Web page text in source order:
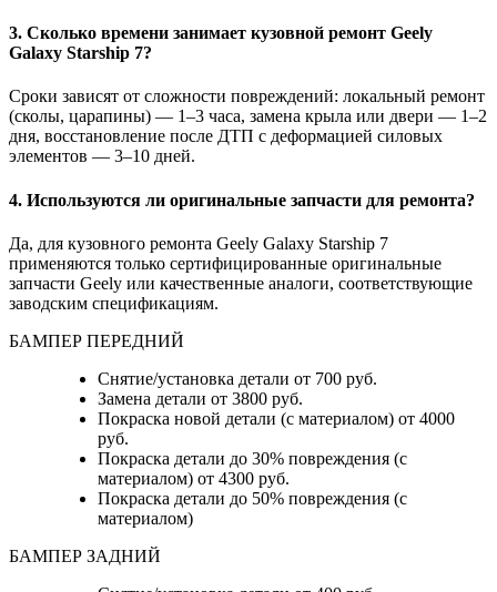
3. Сколько времени занимает кузовной ремонт Geely
Galaxy Starship 7?
Сроки зависят от сложности повреждений: локальный ремонт
(сколы, царапины) — 1–3 часа, замена крыла или двери — 1–2
дня, восстановление после ДТП с деформацией силовых
элементов — 3–10 дней.
4. Используются ли оригинальные запчасти для ремонта?
Да, для кузовного ремонта Geely Galaxy Starship 7
применяются только сертифицированные оригинальные
запчасти Geely или качественные аналоги, соответствующие
заводским спецификациям.
БАМПЕР ПЕРЕДНИЙ
Снятие/установка детали от 700 руб.
Замена детали от 3800 руб.
Покраска новой детали (с материалом) от 4000
руб.
Покраска детали до 30% повреждения (с
материалом) от 4300 руб.
Покраска детали до 50% повреждения (с
материалом)
БАМПЕР ЗАДНИЙ